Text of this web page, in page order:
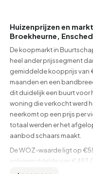
Huizenprijzen en
Broekheurne,
De koopmarkt in
heel ander prijssegment
gemiddelde koopprijs van
maanden en een
dit duidelijk een buurt voor
woning die verkocht werd
neerkomt op een prijs per
totaal werden er het
aanbod schaars maakt.
De WOZ-waarde ligt op
wijkgemiddelde van
en bijna het dubbele van